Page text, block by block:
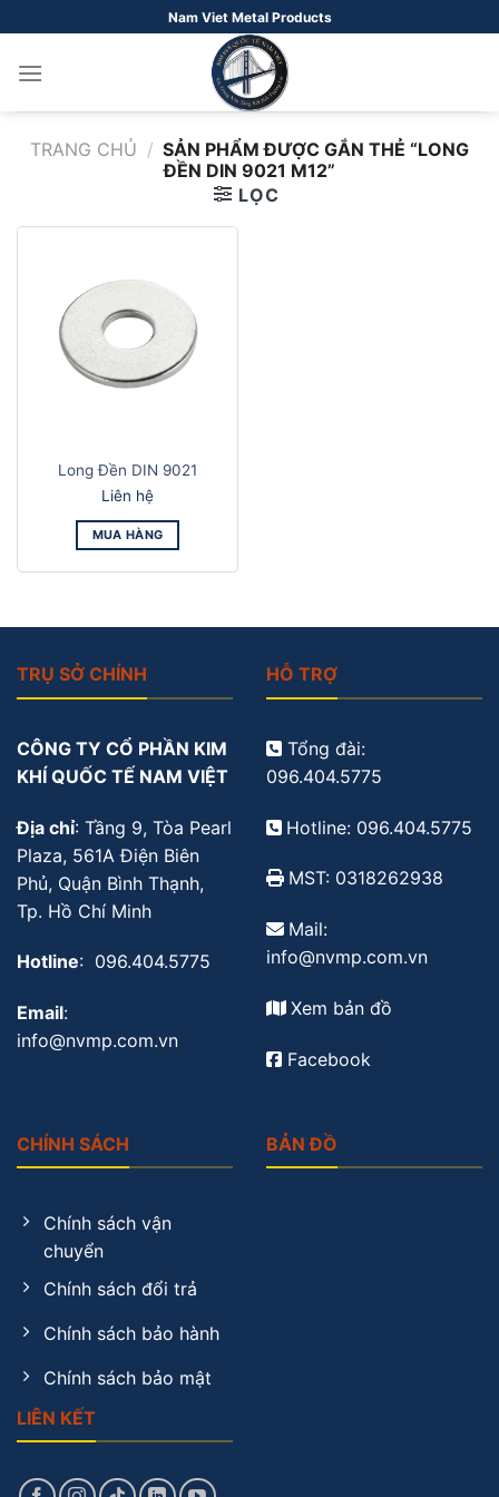
qua
nội
Nam Viet Metal Products
TRANG CHỦ / SẢN PHẨM ĐƯỢC GẮN THẺ “LONG
ĐỀN DIN 9021 M12”
LỌC
Long Đền DIN 9021
Liên hệ
MUA HÀNG
TRỤ SỞ CHÍNH
CÔNG TY CỔ PHẦN KIM
KHÍ QUỐC TẾ NAM VIỆT
Địa chỉ: Tầng 9, Tòa Pearl
Plaza, 561A Điện Biên
Phủ, Quận Bình Thạnh,
Tp. Hồ Chí Minh
Hotline: 096.404.5775
Email:
info@nvmp.com.vn
HỖ TRỢ
Tổng đài:
096.404.5775
Hotline: 096.404.5775
MST: 0318262938
Mail:
info@nvmp.com.vn
Xem bản đồ
Facebook
CHÍNH SÁCH
Chính sách vận
chuyển
Chính sách đổi trả
Chính sách bảo hành
Chính sách bảo mật
LIÊN KẾT
BẢN ĐỒ